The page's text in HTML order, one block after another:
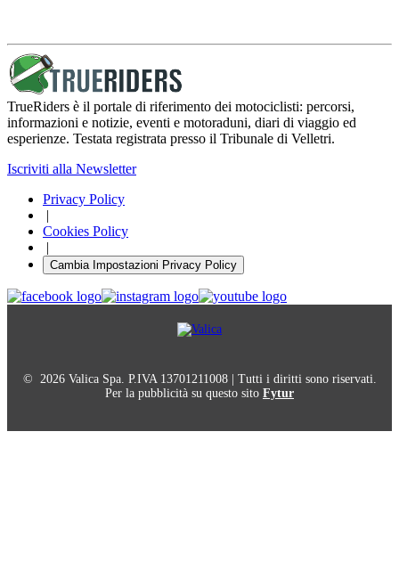
TrueRiders è il portale di riferimento dei motociclisti: percorsi,
informazioni e notizie, eventi e motoraduni, diari di viaggio ed
esperienze. Testata registrata presso il Tribunale di Velletri.
Iscriviti alla Newsletter
Privacy Policy
|
Cookies Policy
|
Cambia Impostazioni Privacy Policy
© 2026 Valica Spa. P.IVA 13701211008 | Tutti i diritti sono riservati.
Per la pubblicità su questo sito Fytur